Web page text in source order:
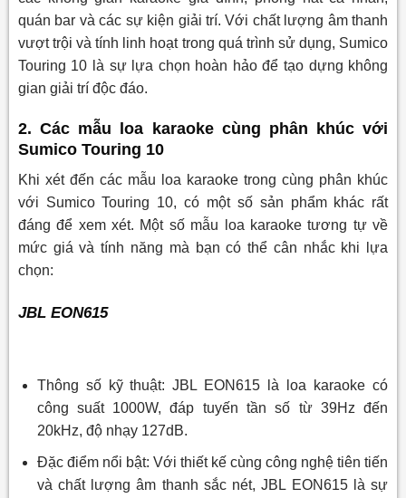
quán bar và các sự kiện giải trí. Với chất lượng âm thanh
vượt trội và tính linh hoạt trong quá trình sử dụng, Sumico
Touring 10 là sự lựa chọn hoàn hảo để tạo dựng không
gian giải trí độc đáo.
2. Các mẫu loa karaoke cùng phân khúc với
Sumico Touring 10
Khi xét đến các mẫu loa karaoke trong cùng phân khúc
với Sumico Touring 10, có một số sản phẩm khác rất
đáng để xem xét. Một số mẫu loa karaoke tương tự về
mức giá và tính năng mà bạn có thể cân nhắc khi lựa
chọn:
JBL EON615
Thông số kỹ thuật: JBL EON615 là loa karaoke có
công suất 1000W, đáp tuyến tần số từ 39Hz đến
20kHz, độ nhạy 127dB.
Đặc điểm nổi bật: Với thiết kế cùng công nghệ tiên tiến
và chất lượng âm thanh sắc nét, JBL EON615 là sự